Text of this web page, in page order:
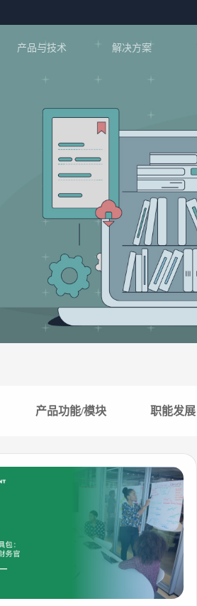
产品与技术 解决方案
产品功能/模块 职能发展